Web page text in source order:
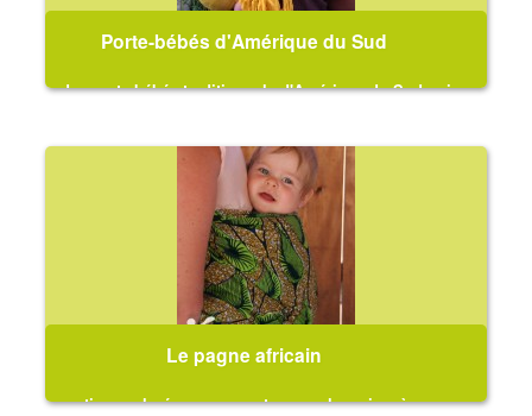
Porte-bébés d'Amérique du Sud
des porte-bébés traditionnels d'Amérique du Sud qui
Le pagne africain
un tissu coloré pour un portage sur les reins, à